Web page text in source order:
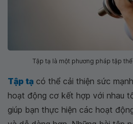
Tập tạ là một phương pháp tập
Tập tạ có thể cải thiện sức
hoạt động cơ kết hợp với nhau
giúp bạn thực hiện các hoạt